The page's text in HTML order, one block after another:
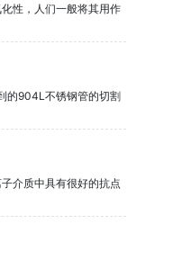
性，人们一般将其用作
的904L不锈钢管的切割
介质中具有很好的抗点